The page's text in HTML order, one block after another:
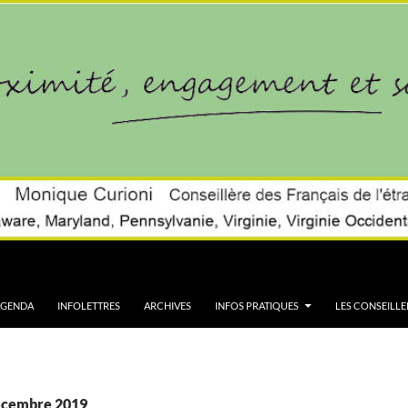
INFOLETTRES ARCHIVES INFOS PRATIQUES LES
2019